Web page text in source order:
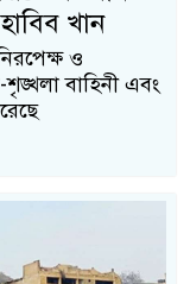
খান
ও
বাহিনী এবং